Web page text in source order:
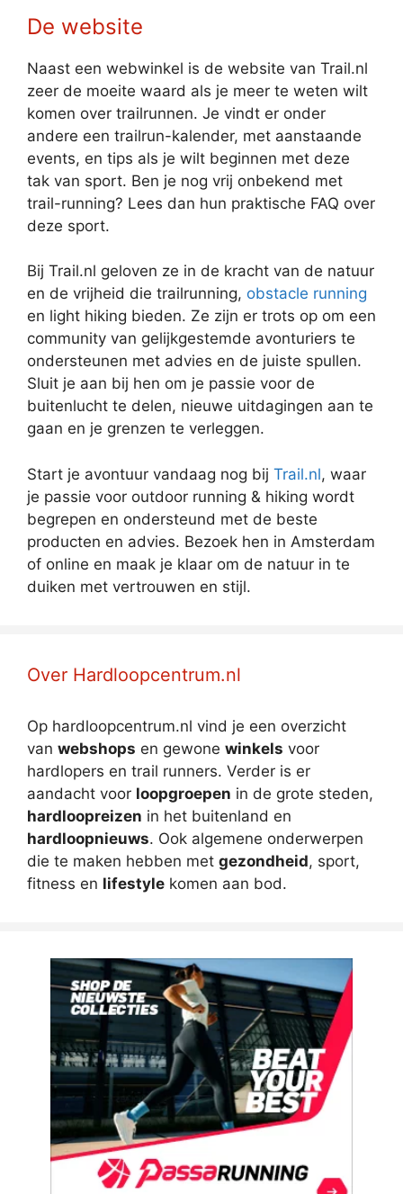
De website
Naast een webwinkel is de website van Trail.nl
zeer de moeite waard als je meer te weten wilt
komen over trailrunnen. Je vindt er onder
andere een trailrun-kalender, met aanstaande
events, en tips als je wilt beginnen met deze
tak van sport. Ben je nog vrij onbekend met
trail-running? Lees dan hun praktische FAQ over
deze sport.
Bij Trail.nl geloven ze in de kracht van de natuur
en de vrijheid die trailrunning, obstacle running
en light hiking bieden. Ze zijn er trots op om een
community van gelijkgestemde avonturiers te
ondersteunen met advies en de juiste spullen.
Sluit je aan bij hen om je passie voor de
buitenlucht te delen, nieuwe uitdagingen aan te
gaan en je grenzen te verleggen.
Start je avontuur vandaag nog bij Trail.nl, waar
je passie voor outdoor running & hiking wordt
begrepen en ondersteund met de beste
producten en advies. Bezoek hen in Amsterdam
of online en maak je klaar om de natuur in te
duiken met vertrouwen en stijl.
Over Hardloopcentrum.nl
Op hardloopcentrum.nl vind je een overzicht
van webshops en gewone winkels voor
hardlopers en trail runners. Verder is er
aandacht voor loopgroepen in de grote steden,
hardloopreizen in het buitenland en
hardloopnieuws. Ook algemene onderwerpen
die te maken hebben met gezondheid, sport,
fitness en lifestyle komen aan bod.